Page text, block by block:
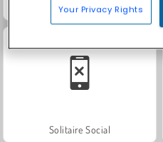
Masha and the Bear: Meadows
Solitaire Social
Your Privacy Rights